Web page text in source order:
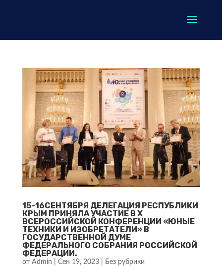
15-16СЕНТЯБРЯ ДЕЛЕГАЦИЯ РЕСПУБЛИКИ
КРЫМ ПРИНЯЛА УЧАСТИЕ В X
ВСЕРОССИЙСКОЙ КОНФЕРЕНЦИИ «ЮНЫЕ
ТЕХНИКИ И ИЗОБРЕТАТЕЛИ» В
ГОСУДАРСТВЕННОЙ ДУМЕ
ФЕДЕРАЛЬНОГО СОБРАНИЯ РОССИЙСКОЙ
ФЕДЕРАЦИИ.
от Admin Сен 19, 2023| Без рубрики